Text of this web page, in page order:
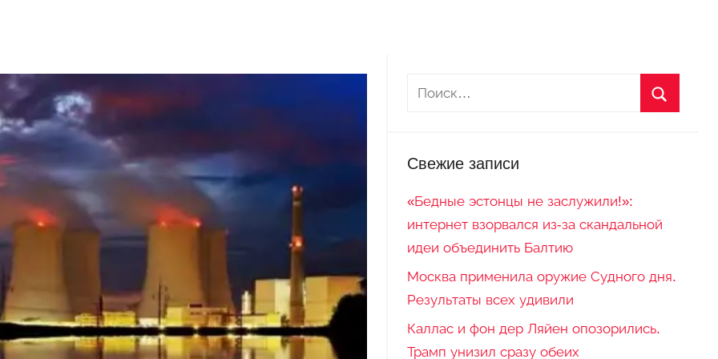
Свежие записи
«Бедные эстонцы не заслужили!»:
интернет взорвался из-за скандальной
идеи объединить Балтию
Москва применила оружие Судного дня.
Результаты всех удивили
Каллас и фон дер Ляйен опозорились.
Трамп унизил сразу обеих